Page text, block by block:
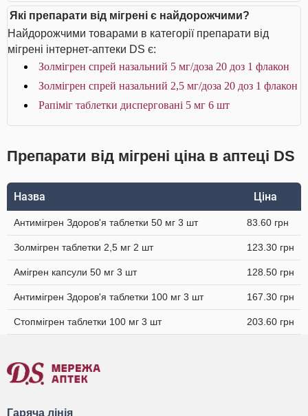
Які препарати від мігрені є найдорожчими?
Найдорожчими товарами в категорії препарати від
мігрені інтернет-аптеки DS є:
Золмігрен спрей назальний 5 мг/доза 20 доз 1 флакон
Золмігрен спрей назальний 2,5 мг/доза 20 доз 1 флакон
Рапіміг таблетки дисперговані 5 мг 6 шт
Препарати від мігрені ціна в аптеці DS
Назва Ціна
Антимігрен Здоров'я таблетки 50 мг 3 шт 83.60 грн
Золмігрен таблетки 2,5 мг 2 шт 123.30 грн
Амігрен капсули 50 мг 3 шт 128.50 грн
Антимігрен Здоров'я таблетки 100 мг 3 шт 167.30 грн
Стопмігрен таблетки 100 мг 3 шт 203.60 грн
Гаряча лінія